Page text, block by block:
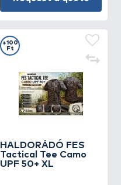
HALDORÁDÓ FES
Tactical Tee Camo
UPF 50+ XL
+100
Ft